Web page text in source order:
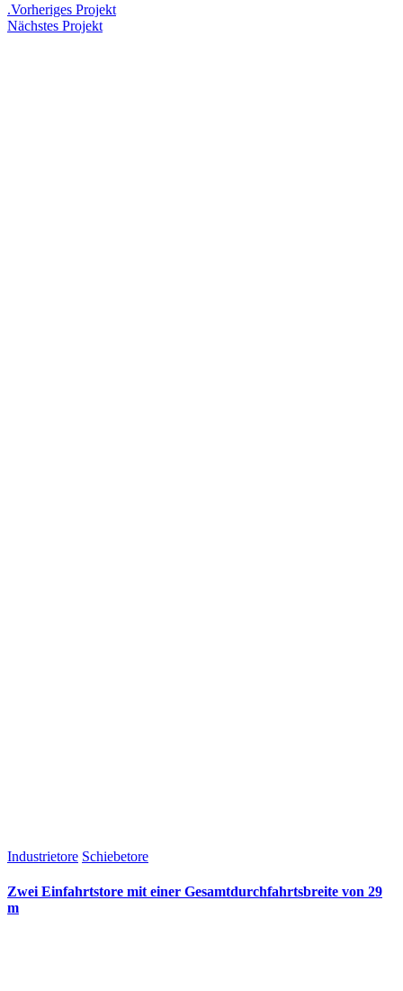
.Vorheriges Projekt
Nächstes Projekt
Industrietore Schiebetore
Zwei Einfahrtstore mit einer Gesamtdurchfahrtsbreite von 29
m